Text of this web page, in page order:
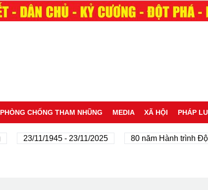
PHÒNG CHỐNG THAM NHŨNG MEDIA XÃ HỘI PHÁP
23/11/1945 - 23/11/2025 80 năm Hành trình Độc